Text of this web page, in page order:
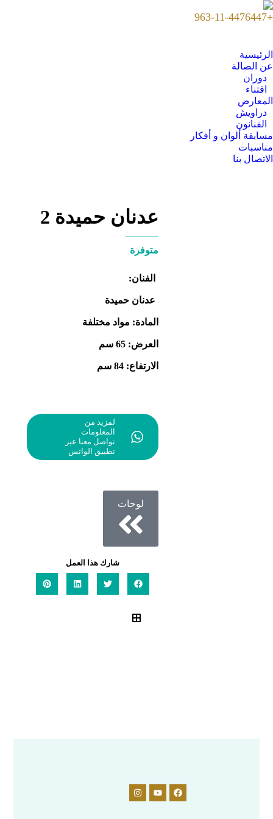
+963-11-4476447
الرئيسية
عن الصالة
دوران
اقتناء
المعارض
دراويش
الفنانون
مسابقة ألوان و أفكار
مناسبات
الاتصال بنا
عدنان حميدة 2
متوفرة
الفنان:
عدنان حميدة
المادة: مواد مختلفة
العرض: 65 سم
الارتفاع: 84 سم
لمزيد من
المعلومات
تواصل معنا عبر
تطبيق الواتس
لوحات
شارك هذا العمل